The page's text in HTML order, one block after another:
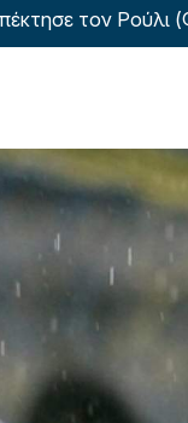
τον Ρούλι (ΦΩΤΟ)